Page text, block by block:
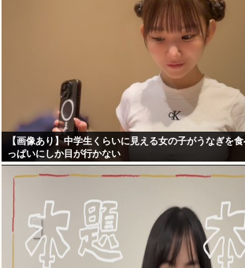
【画像あり】中学生くらいに見える女の子がうなぎを
っぱいにしか目が行かない